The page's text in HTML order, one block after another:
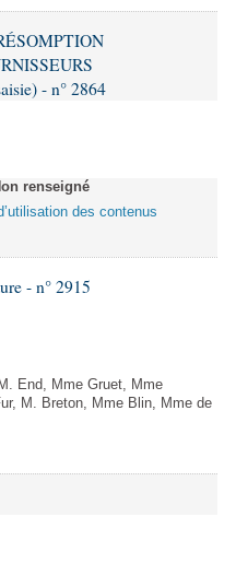
- n° 2864
renseigné
des contenus
- n° 2915
End, Mme Gruet, Mme
M. Breton, Mme Blin, Mme de